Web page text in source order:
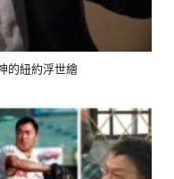
的紐約浮世繪